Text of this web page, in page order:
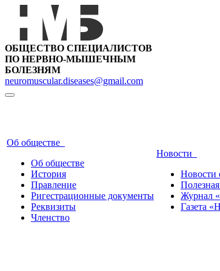
ОБЩЕСТВО СПЕЦИАЛИСТОВ
ПО НЕРВНО-МЫШЕЧНЫМ
БОЛЕЗНЯМ
neuromuscular.diseases@gmail.com
Об обществе
Об обществе
История
Правление
Ригестрационные документы
Реквизиты
Членство
Новости
Новости
Журнал
Газета